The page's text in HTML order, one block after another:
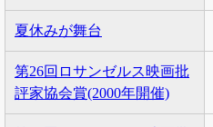
夏休みが舞台
第26回ロサンゼルス映画批
評家協会賞(2000年開催)